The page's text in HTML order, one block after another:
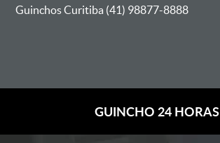
Guinchos Curitiba (41) 98877-8888
GUINCHO 24 HORAS